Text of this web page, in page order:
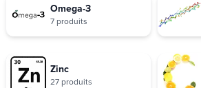
Omega-3
7 produits
Zinc
27 produits